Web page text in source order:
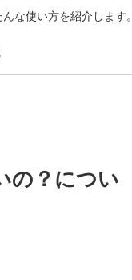
な使い方を紹介します。
の？につい